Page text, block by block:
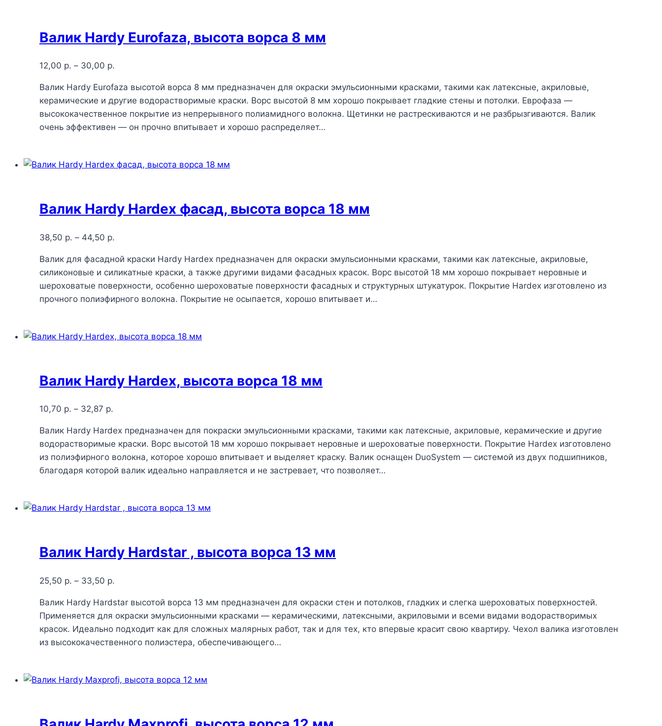
Валик Hardy Eurofaza, высота ворса 8 мм
12,00 р. – 30,00 р.
Валик Hardy Eurofaza высотой ворса 8 мм предназначен для окраски эмульсионными красками, такими как латексные, акриловые,
керамические и другие водорастворимые краски. Ворс высотой 8 мм хорошо покрывает гладкие стены и потолки. Еврофаза —
высококачественное покрытие из непрерывного полиамидного волокна. Щетинки не растрескиваются и не разбрызгиваются. Валик
очень эффективен — он прочно впитывает и хорошо распределяет…
Валик Hardy Hardex фасад, высота ворса 18 мм
38,50 р. – 44,50 р.
Валик для фасадной краски Hardy Hardex предназначен для окраски эмульсионными красками, такими как латексные, акриловые,
силиконовые и силикатные краски, а также другими видами фасадных красок. Ворс высотой 18 мм хорошо покрывает неровные и
шероховатые поверхности, особенно шероховатые поверхности фасадных и структурных штукатурок. Покрытие Hardex изготовлено из
прочного полиэфирного волокна. Покрытие не осыпается, хорошо впитывает и…
Валик Hardy Hardex, высота ворса 18 мм
10,70 р. – 32,87 р.
Валик Hardy Hardex предназначен для покраски эмульсионными красками, такими как латексные, акриловые, керамические и другие
водорастворимые краски. Ворс высотой 18 мм хорошо покрывает неровные и шероховатые поверхности. Покрытие Hardex изготовлено
из полиэфирного волокна, которое хорошо впитывает и выделяет краску. Валик оснащен DuoSystem — системой из двух подшипников,
благодаря которой валик идеально направляется и не застревает, что позволяет…
Валик Hardy Hardstar , высота ворса 13 мм
25,50 р. – 33,50 р.
Валик Hardy Hardstar высотой ворса 13 мм предназначен для окраски стен и потолков, гладких и слегка шероховатых поверхностей.
Применяется для окраски эмульсионными красками — керамическими, латексными, акриловыми и всеми видами водорастворимых
красок. Идеально подходит как для сложных малярных работ, так и для тех, кто впервые красит свою квартиру. Чехол валика изготовлен
из высококачественного полиэстера, обеспечивающего…